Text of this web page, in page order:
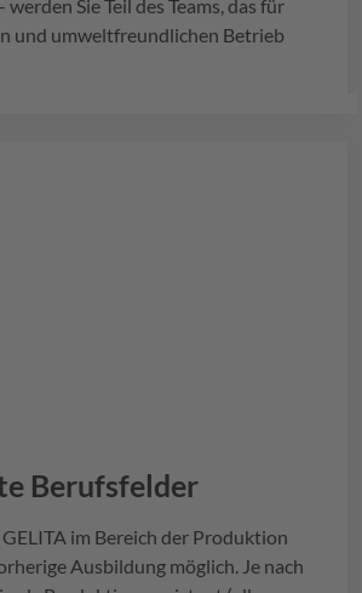
Sie Teil des Teams, das für
und umweltfreundlichen Betrieb
Berufsfelder
GELITA im Bereich der Produktion
Ausbildung möglich. Je nach